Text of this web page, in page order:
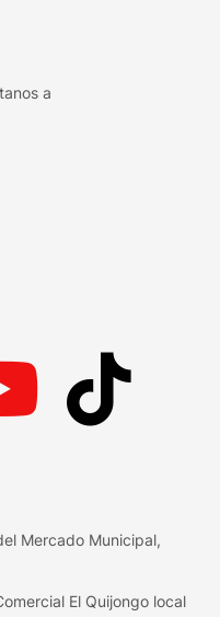
a
Mercado Municipal,
El Quijongo local